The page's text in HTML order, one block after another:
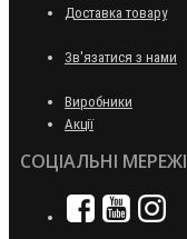
Доставка товару
Зв'язатися з нами
Виробники
Акції
СОЦІАЛЬНІ МЕРЕЖІ